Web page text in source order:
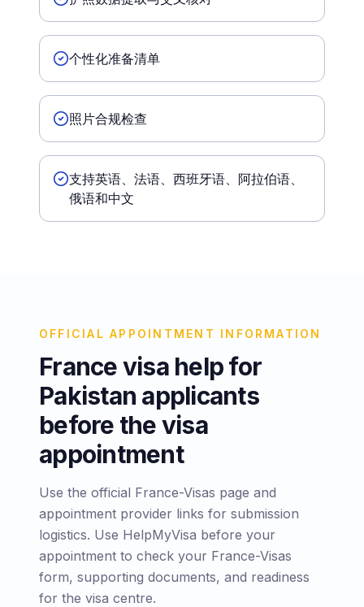
个性化准备清单
照片合规检查
支持英语、法语、西班牙语、阿拉伯语、
俄语和中文
OFFICIAL APPOINTMENT INFORMATION
France visa help for
Pakistan applicants
before the visa
appointment
Use the official France-Visas page and
appointment provider links for submission
logistics. Use HelpMyVisa before your
appointment to check your France-Visas
form, supporting documents, and readiness
for the visa centre.